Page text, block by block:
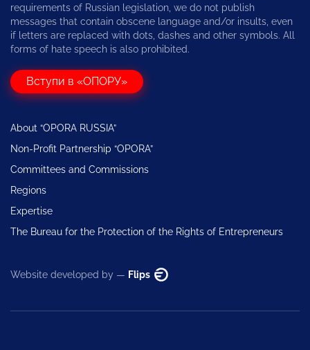
requirements of Russian legislation, we do not publish
messages that contain obscene language and/or insults, even
if letters are replaced with dots, dashes and other symbols. All
forms of hate speech is also prohibited.
Вступи в «ОПОРУ»
About “OPORA RUSSIA”
Non-Profit Partnership “OPORA”
Committees and Commissions
Regions
Expertise
The Bureau for the Protection of the Rights of Entrepreneurs
Website developed by — Flips